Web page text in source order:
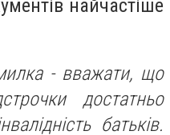
найчастіше
- вважати, що
достатньо
батьків.